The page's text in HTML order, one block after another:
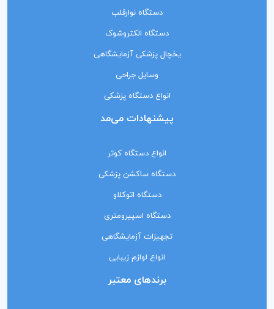
دستگاه نوارقلب
دستگاه الکتروشوک
یخچال پزشکی آزمایشگاهی
وسایل جراحی
انواع دستگاه پزشکی
پیشنهادات می‌مد
انواع دستگاه کوتر
دستگاه ساکشن پزشکی
دستگاه اتوکلاو
دستگاه اسپیرومتری
تجهیزات آزمایشگاهی
انواع لوازم زیبایی
برندهای معتبر